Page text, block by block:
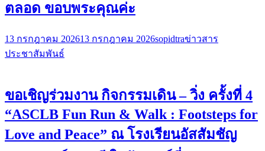
ตลอด ขอบพระคุณค่ะ
13 กรกฎาคม 202613 กรกฎาคม 2026sopidtraข่าวสาร
ประชาสัมพันธ์
ขอเชิญร่วมงาน กิจกรรมเดิน – วิ่ง ครั้งที่ 4
“ASCLB Fun Run & Walk : Footsteps for
Love and Peace” ณ โรงเรียนอัสสัมชัญ